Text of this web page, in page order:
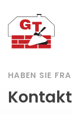
HABEN SIE